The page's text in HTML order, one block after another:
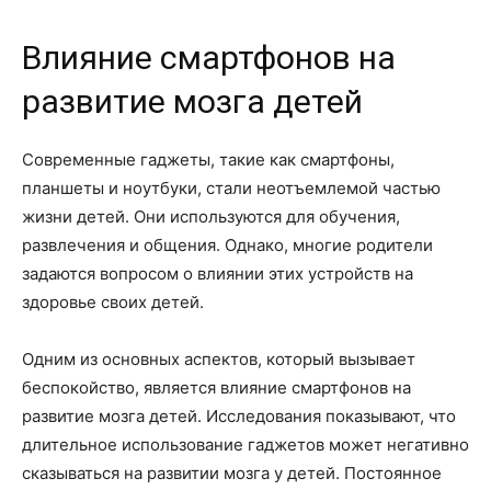
Влияние смартфонов на
развитие мозга детей
Современные гаджеты, такие как смартфоны,
планшеты и ноутбуки, стали неотъемлемой частью
жизни детей. Они используются для обучения,
развлечения и общения. Однако, многие родители
задаются вопросом о влиянии этих устройств на
здоровье своих детей.
Одним из основных аспектов, который вызывает
беспокойство, является влияние смартфонов на
развитие мозга детей. Исследования показывают, что
длительное использование гаджетов может негативно
сказываться на развитии мозга у детей. Постоянное